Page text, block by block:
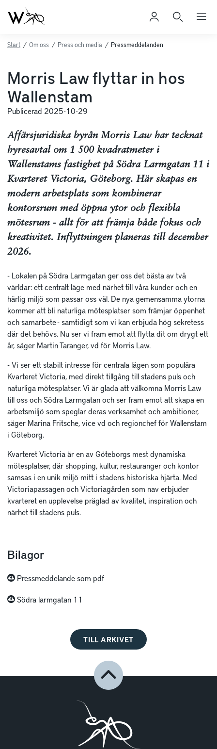
Start / Om oss / Press och media / Pressmeddelanden
Morris Law flyttar in hos
Wallenstam
Publicerad 2025-10-29
Affärsjuridiska byrån Morris Law har tecknat
hyresavtal om 1 500 kvadratmeter i
Wallenstams fastighet på Södra Larmgatan 11 i
Kvarteret Victoria, Göteborg. Här skapas en
modern arbetsplats som kombinerar
kontorsrum med öppna ytor och flexibla
mötesrum - allt för att främja både fokus och
kreativitet. Inflyttningen planeras till december
2026.
- Lokalen på Södra Larmgatan ger oss det bästa av två
världar: ett centralt läge med närhet till våra kunder och en
härlig miljö som passar oss väl. De nya gemensamma ytorna
kommer att bli naturliga mötesplatser som främjar öppenhet
och samarbete - samtidigt som vi kan erbjuda hög sekretess
där det behövs. Nu ser vi fram emot att flytta dit om drygt ett
år, säger Martin Taranger, vd för Morris Law.
- Vi ser ett stabilt intresse för centrala lägen som populära
Kvarteret Victoria, med direkt tillgång till stadens puls och
naturliga mötesplatser. Vi är glada att välkomna Morris Law
till oss och Södra Larmgatan och ser fram emot att skapa en
arbetsmiljö som speglar deras verksamhet och ambitioner,
säger Marina Fritsche, vice vd och regionchef för Wallenstam
i Göteborg.
Kvarteret Victoria är en av Göteborgs mest dynamiska
mötesplatser, där shopping, kultur, restauranger och kontor
samsas i en unik miljö mitt i stadens historiska hjärta. Med
Victoriapassagen och Victoriagården som nav erbjuder
kvarteret en upplevelse präglad av kvalitet, inspiration och
närhet till stadens puls.
Bilagor
Pressmeddelande som pdf
Södra larmgatan 11
TILL ARKIVET